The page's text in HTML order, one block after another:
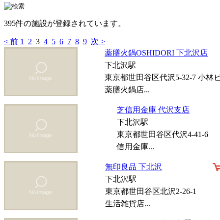
395件の施設が登録されています。
< 前 1 2 3 4 5 6 7 8 9 次 >
薬膳火鍋OSHIDORI 下北沢店
下北沢駅
東京都世田谷区代沢5-32-7 小林
薬膳火鍋店...
芝信用金庫 代沢支店
下北沢駅
東京都世田谷区代沢4-41-6
信用金庫...
無印良品 下北沢
下北沢駅
東京都世田谷区北沢2-26-1
生活雑貨店...